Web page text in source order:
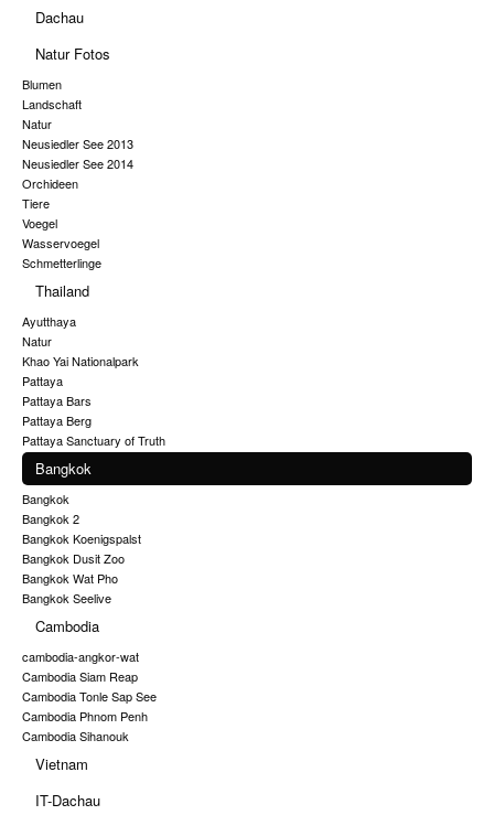
Dachau
Natur Fotos
Blumen
Landschaft
Natur
Neusiedler See 2013
Neusiedler See 2014
Orchideen
Tiere
Voegel
Wasservoegel
Schmetterlinge
Thailand
Ayutthaya
Natur
Khao Yai Nationalpark
Pattaya
Pattaya Bars
Pattaya Berg
Pattaya Sanctuary of Truth
Bangkok
Bangkok
Bangkok 2
Bangkok Koenigspalst
Bangkok Dusit Zoo
Bangkok Wat Pho
Bangkok Seelive
Cambodia
cambodia-angkor-wat
Cambodia Siam Reap
Cambodia Tonle Sap See
Cambodia Phnom Penh
Cambodia Sihanouk
Vietnam
IT-Dachau